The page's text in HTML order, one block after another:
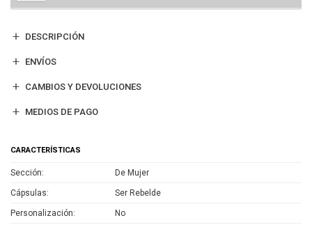
DESCRIPCIÓN
ENVÍOS
CAMBIOS Y DEVOLUCIONES
MEDIOS DE PAGO
CARACTERÍSTICAS
Sección De Mujer
Cápsulas Ser Rebelde
Personalización No